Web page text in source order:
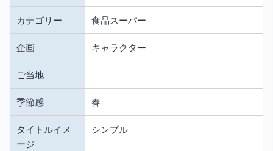
カテゴリー 食品スーパー
企画 キャラクター
ご当地
季節感 春
タイトルイメ
ージ
シンプル